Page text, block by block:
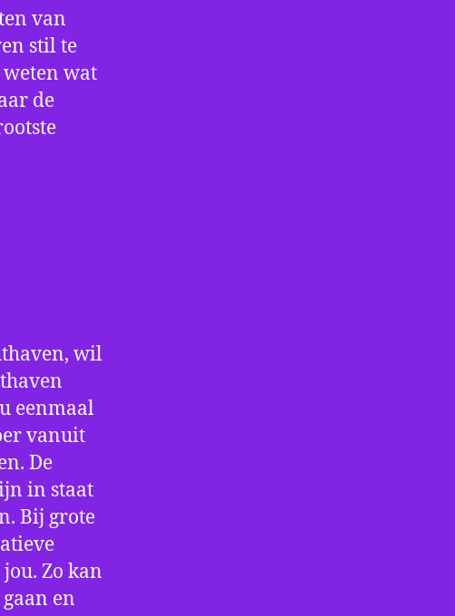
van
stil te
wat
de
wil
eenmaal
vanuit
De
in staat
Bij grote
Zo kan
en